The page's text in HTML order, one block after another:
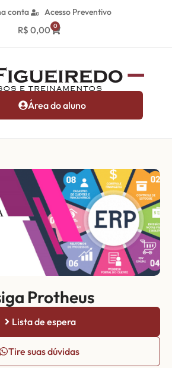
conta Acesso Preventivo
R$ 0,00 0
Área do aluno
Protheus
Lista de espera
Tire suas dúvidas